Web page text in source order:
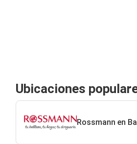
Ubicaciones
Rossmann en